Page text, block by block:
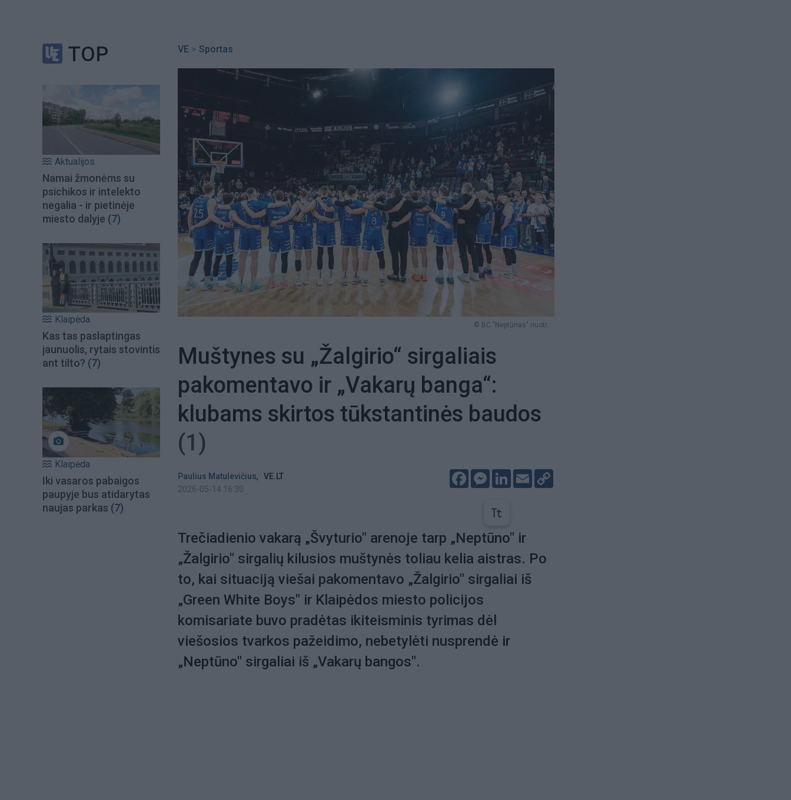
TOP
Aktualijos
Namai žmonėms su
psichikos ir intelekto
negalia - ir pietinėje
miesto dalyje (7)
Klaipėda
Kas tas paslaptingas
jaunuolis, rytais stovintis
ant tilto? (7)
Klaipėda
Iki vasaros pabaigos
paupyje bus atidarytas
naujas parkas (7)
VE > Sportas
© BC "Neptūnas" nuotr.
Muštynes su „Žalgirio“ sirgaliais
pakomentavo ir „Vakarų banga“:
klubams skirtos tūkstantinės baudos
(1)
Paulius Matulevičius,
VE.LT
2026-05-14 16:30
FacebookMessenger
LinkedIn
Email
Trečiadienio vakarą „Švyturio" arenoje tarp „Neptūno" ir
„Žalgirio" sirgalių kilusios muštynės toliau kelia aistras. Po
to, kai situaciją viešai pakomentavo „Žalgirio" sirgaliai iš
„Green White Boys" ir Klaipėdos miesto policijos
komisariate buvo pradėtas ikiteisminis tyrimas dėl
viešosios tvarkos pažeidimo, nebetylėti nusprendė ir
„Neptūno" sirgaliai iš „Vakarų bangos".